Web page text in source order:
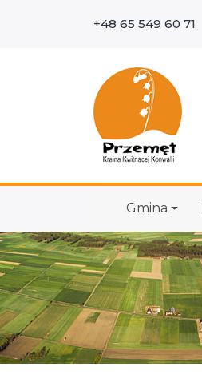
+48 65 549 60 71
Gmina